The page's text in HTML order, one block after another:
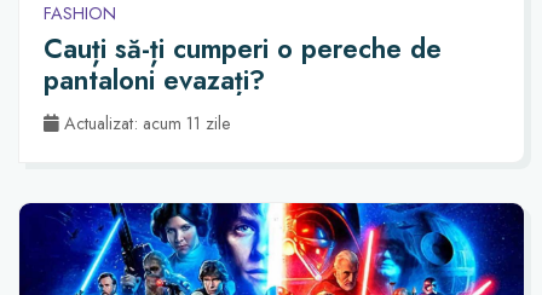
FASHION
Cauți să-ți cumperi o pereche de
pantaloni evazați?
Actualizat: acum 11 zile